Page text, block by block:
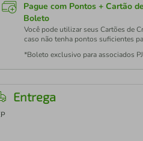
Pague com Pontos + Cartão
Boleto
Você pode utilizar seus Cartões de
caso não tenha pontos suficientes
*Boleto exclusivo para associados PJ
Entrega